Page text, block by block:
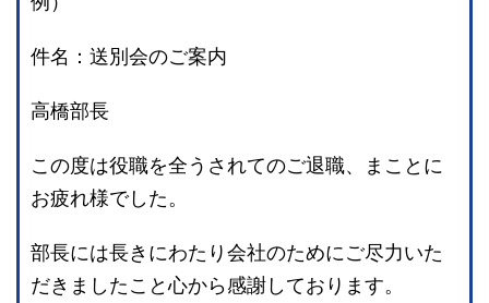
件名：送別会のご案内
高橋部長
この度は役職を全うされてのご退職、まことに
お疲れ様でした。
部長には長きにわたり会社のためにご尽力いた
だきましたこと心から感謝しております。